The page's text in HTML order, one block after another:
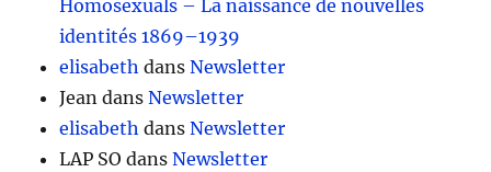
Homosexuals – La naissance de nouvelles
identités 1869–1939
elisabeth dansNewsletter
Jean dansNewsletter
elisabeth dansNewsletter
LAP SO dansNewsletter